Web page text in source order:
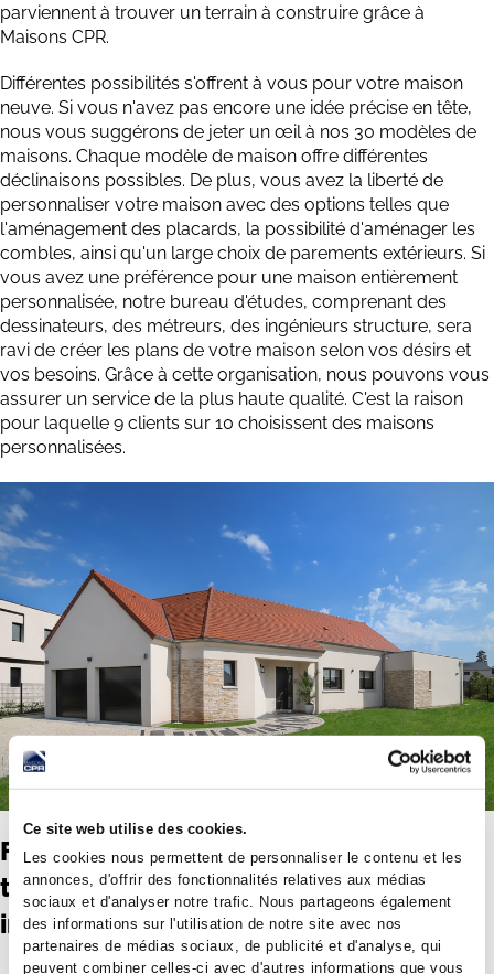
Ce site web utilise des cookies.
Les cookies nous permettent de personnaliser le contenu et les
annonces, d'offrir des fonctionnalités relatives aux médias
sociaux et d'analyser notre trafic. Nous partageons également
des informations sur l'utilisation de notre site avec nos
partenaires de médias sociaux, de publicité et d'analyse, qui
peuvent combiner celles-ci avec d'autres informations que vous
parviennent à trouver un terrain à construire grâce à
Maisons CPR.
Différentes possibilités s'offrent à vous pour votre maison
neuve. Si vous n'avez pas encore une idée précise en tête,
nous vous suggérons de jeter un œil à nos 30 modèles de
maisons. Chaque modèle de maison offre différentes
déclinaisons possibles. De plus, vous avez la liberté de
personnaliser votre maison avec des options telles que
l'aménagement des placards, la possibilité d'aménager les
combles, ainsi qu'un large choix de parements extérieurs. Si
vous avez une préférence pour une maison entièrement
personnalisée, notre bureau d'études, comprenant des
dessinateurs, des métreurs, des ingénieurs structure, sera
ravi de créer les plans de votre maison selon vos désirs et
vos besoins. Grâce à cette organisation, nous pouvons vous
assurer un service de la plus haute qualité. C'est la raison
pour laquelle 9 clients sur 10 choisissent des maisons
personnalisées.
Faites confiance à notre expertise en
tant que constructeur de maisons
individuelles à Jargeau